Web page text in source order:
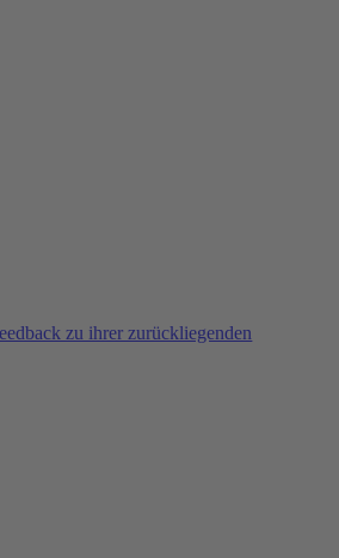
zu ihrer zurückliegenden